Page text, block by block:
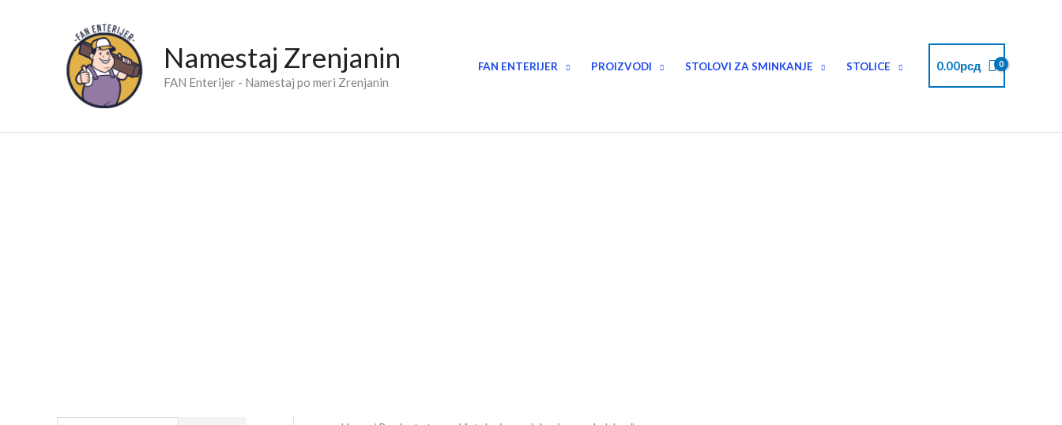
Namestaj Zrenjanin
FAN Enterijer - Namestaj po meri Zrenjanin
FAN ENTERIJER PROIZVODI STOLOVI ZA SMINKANJE STOLICE 0.00рсд